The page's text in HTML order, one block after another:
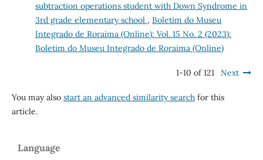
subtraction operations student with Down Syndrome in
3rd grade elementary school , Boletim do Museu
Integrado de Roraima (Online): Vol. 15 No. 2 (2023):
Boletim do Museu Integrado de Roraima (Online)
1-10 of 121 Next
You may also start an advanced similarity searchfor this
article.
Language